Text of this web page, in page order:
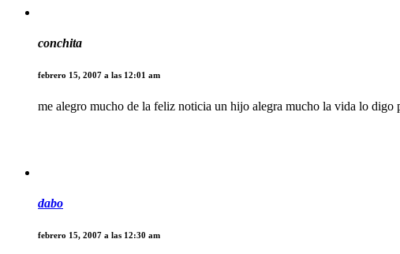
conchita
febrero 15, 2007 a las 12:01 am
me alegro mucho de la feliz noticia un hijo alegra mucho la vida lo digo
dabo
febrero 15, 2007 a las 12:30 am